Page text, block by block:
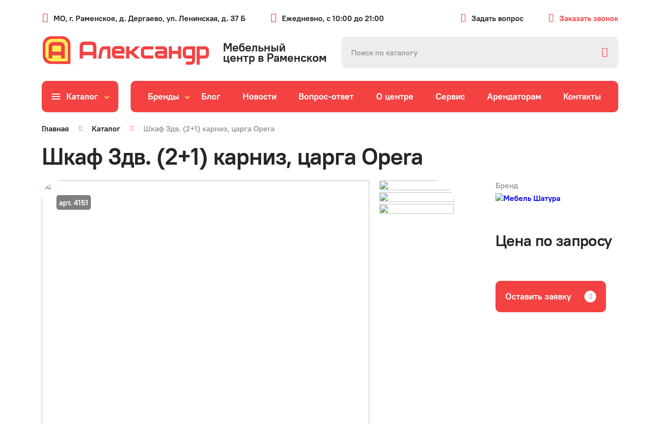
МО, г. Раменское, д. Дергаево, ул. Ленинская, д. 37 Б Ежедневно, с 10:00 до 21:00 Задать вопрос Заказать звонок
Мебельный
центр в Раменском
Каталог Бренды Блог Новости Вопрос-ответ О центре Сервис Арендаторам Контакты
Главная Каталог Шкаф 3дв. (2+1) карниз, царга Opera
Шкаф 3дв. (2+1) карниз, царга Opera
арт. 4151
Бренд
Цена по запросу
Оставить заявку